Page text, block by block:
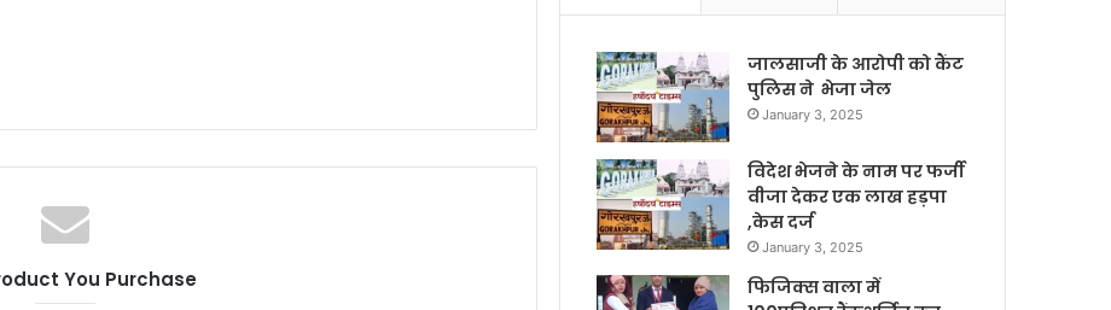
You Purchase
जालसाजी के आरोपी को कैंट
पुलिस ने भेजा जेल
January 3, 2025
विदेश भेजने के नाम पर फर्जी
वीजा देकर एक लाख हड़पा
,केस दर्ज
January 3, 2025
फिजिक्स वाला में